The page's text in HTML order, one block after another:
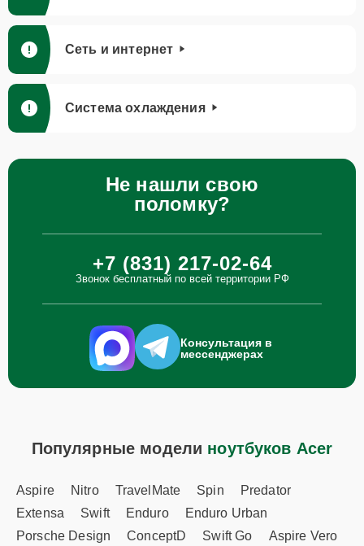
Сеть и интернет
Система охлаждения
Не нашли свою
поломку?
+7 (831) 217-02-64
Звонок бесплатный по всей территории РФ
Консультация в
мессенджерах
Популярные модели ноутбуков Acer
Aspire Nitro TravelMate Spin
Predator
Extensa
Swift Enduro
Enduro Urban
Porsche Design
ConceptD Swift Go Aspire Vero